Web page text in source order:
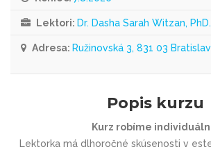
Lektori: Dr. Dasha Sarah Witzan, PhD.
Adresa: Ružinovská 3, 831 03
Popis kurzu
Kurz robíme
Lektorka má dlhoročné skúsenosti v